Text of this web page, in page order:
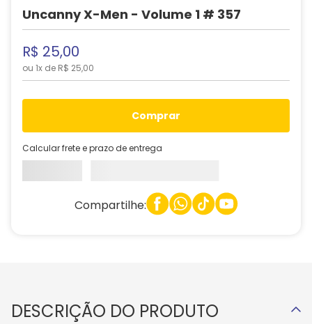
Uncanny X-Men - Volume 1 # 357
R$ 25,00
ou 1x de R$ 25,00
comprar
Calcular frete e prazo de entrega
Compartilhe:
DESCRIÇÃO DO PRODUTO